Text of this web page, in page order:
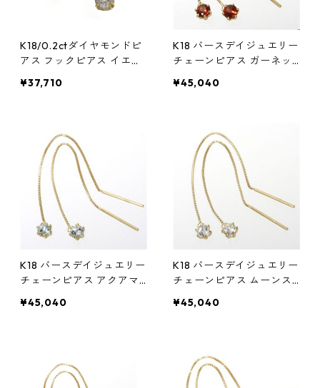
K18/0.2ctダイヤモンドピ
アス フックピアス イエロ
クセサリー レディース
¥37,710
K18 バースデイジュエリー
チェーンピアス ガーネッ
ィース
¥45,040
K18 バースデイジュエリー
チェーンピアス アクアマ
ディース
¥45,040
K18 バースデイジュエリー
チェーンピアス ムーンス
レディース
¥45,040